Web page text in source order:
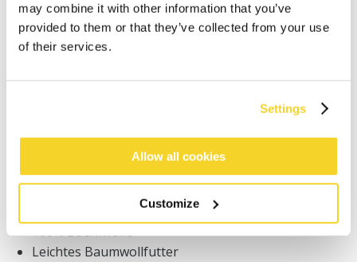
may combine it with other information that you’ve
provided to them or that they’ve collected from your use
of their services.
Settings
Allow all cookies
Customize
Bestellungen, die vor 12 Uhr MEZ (Montag bis
Freitag) bei uns eingehen, werden noch am selben
Tag versandt
BESCHREIBUNG
Fischerhut aus Frottee
100% Baumwolle
Leichtes Baumwollfutter